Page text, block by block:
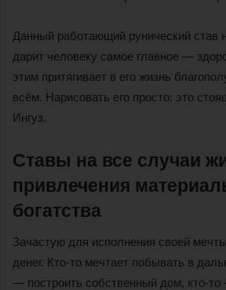
Данный работающий рунический став
дарит человеку самое главное —
этим притягивает в его жизнь
всём. Нарисовать его просто: это
Ингуз.
Ставы на все случаи
привлечения
богатства
Зачастую для исполнения своей
денег. Кто-то мечтает побывать в
— построить собственный дом, кто-